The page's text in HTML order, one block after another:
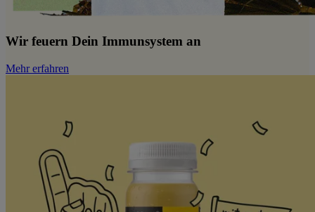
Wir feuern Dein Immunsystem an
Mehr erfahren